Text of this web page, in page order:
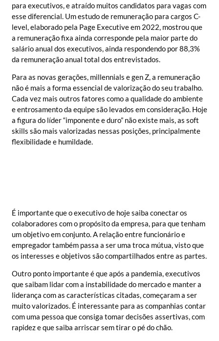
para executivos, e atraído muitos candidatos para vagas com
esse diferencial. Um estudo de remuneração para cargos C-
level, elaborado pela Page Executive em 2022, mostrou que
a remuneração fixa ainda corresponde pela maior parte do
salário anual dos executivos, ainda respondendo por 88,3%
da remuneração anual total dos entrevistados.
Para as novas gerações, millennials e gen Z, a remuneração
não é mais a forma essencial de valorização do seu trabalho.
Cada vez mais outros fatores como a qualidade do ambiente
e entrosamento da equipe são levados em consideração. Hoje
a figura do líder “imponente e duro” não existe mais, as soft
skills são mais valorizadas nessas posições, principalmente
flexibilidade e humildade.
É importante que o executivo de hoje saiba conectar os
colaboradores com o propósito da empresa, para que tenham
um objetivo em conjunto. A relação entre funcionário e
empregador também passa a ser uma troca mútua, visto que
os interesses e objetivos são compartilhados entre as partes.
Outro ponto importante é que após a pandemia, executivos
que saibam lidar com a instabilidade do mercado e manter a
liderança com as características citadas, começaram a ser
muito valorizados. É interessante para as companhias contar
com uma pessoa que consiga tomar decisões assertivas, com
rapidez e que saiba arriscar sem tirar o pé do chão.